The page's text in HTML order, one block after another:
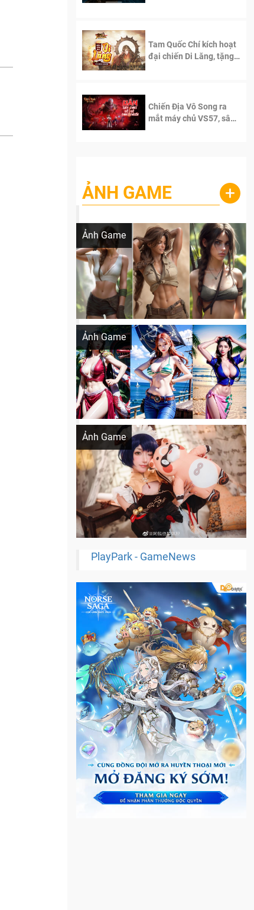
Tam Quốc Chí kích hoạt
đại chiến Di Lăng, tặng
Chiến Địa Vô Song ra
mắt máy chủ VS57, sân
ẢNH GAME +
Ảnh Game
Lala Croft vừa nóng vừa xinh dưới nét vẽ
Ảnh Game
Khi AI Cosplay gái đẹp One Piece
Ảnh Game
Cosplay Xiangling siêu cute
PlayPark - GameNews